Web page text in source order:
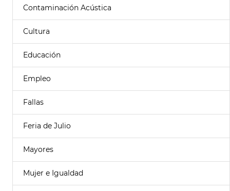
Contaminación Acústica
Cultura
Educación
Empleo
Fallas
Feria de Julio
Mayores
Mujer e Igualdad